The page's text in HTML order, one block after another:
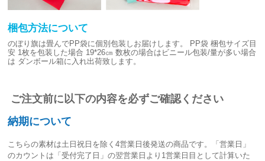
梱包方法について
のぼり旗は畳んでPP袋に個別包装しお届けします。
PP袋 梱包サイズ目
安 1枚を包装した場合 19*26㎝ 数枚の場合はビニール包装/量が多い場合
は ダンボール箱に入れ出荷致します。
ご注文前に以下の内容を必ずご確認ください
納期について
こちらの素材は土日祝日を除く4営業日後発送の商品です。「営業日」
のカウントは「受付完了日」の翌営業日より1営業日目として計算いた